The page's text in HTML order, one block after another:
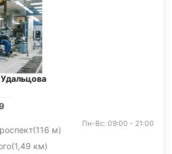
(116 м)
(1,49 км)
Пн-Вс: 09:00 - 21:00